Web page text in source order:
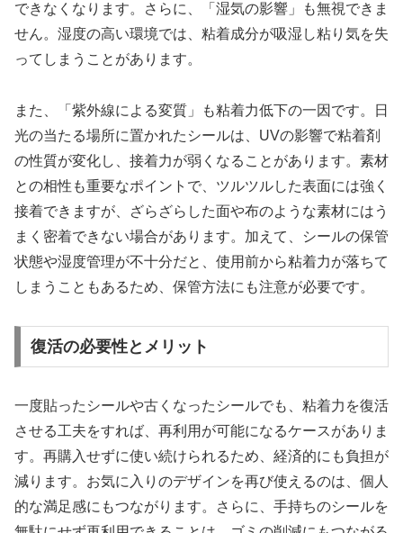
できなくなります。さらに、「湿気の影響」も無視できま
せん。湿度の高い環境では、粘着成分が吸湿し粘り気を失
ってしまうことがあります。
また、「紫外線による変質」も粘着力低下の一因です。日
光の当たる場所に置かれたシールは、UVの影響で粘着剤
の性質が変化し、接着力が弱くなることがあります。素材
との相性も重要なポイントで、ツルツルした表面には強く
接着できますが、ざらざらした面や布のような素材にはう
まく密着できない場合があります。加えて、シールの保管
状態や湿度管理が不十分だと、使用前から粘着力が落ちて
しまうこともあるため、保管方法にも注意が必要です。
復活の必要性とメリット
一度貼ったシールや古くなったシールでも、粘着力を復活
させる工夫をすれば、再利用が可能になるケースがありま
す。再購入せずに使い続けられるため、経済的にも負担が
減ります。お気に入りのデザインを再び使えるのは、個人
的な満足感にもつながります。さらに、手持ちのシールを